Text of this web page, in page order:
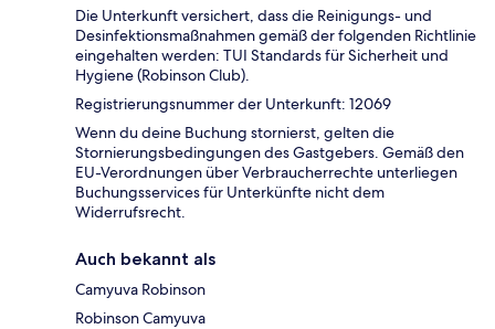
Die Unterkunft versichert, dass die Reinigungs- und
Desinfektionsmaßnahmen gemäß der folgenden Richtlinie
eingehalten werden: TUI Standards für Sicherheit und
Hygiene (Robinson Club).
Registrierungsnummer der Unterkunft: 12069
Wenn du deine Buchung stornierst, gelten die
Stornierungsbedingungen des Gastgebers. Gemäß den
EU-Verordnungen über Verbraucherrechte unterliegen
Buchungsservices für Unterkünfte nicht dem
Widerrufsrecht.
Auch bekannt als
Camyuva Robinson
Robinson Camyuva